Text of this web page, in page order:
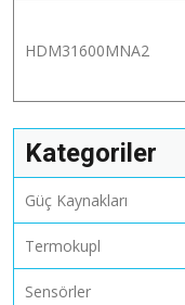
HDM31600MNA2
Kategoriler
Güç Kaynakları
Termokupl
Sensörler